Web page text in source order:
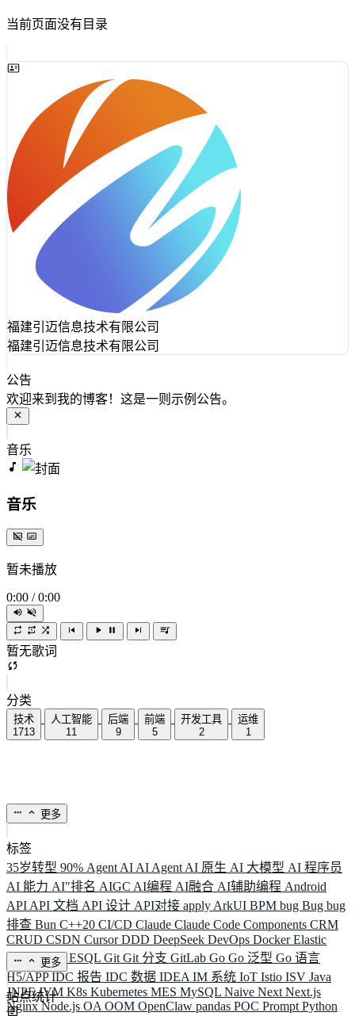
当前页面没有目录
福建引迈信息技术有限公司
福建引迈信息技术有限公司
公告
欢迎来到我的博客！这是一则示例公告。
音乐
音乐
暂未播放
0:00 / 0:00
暂无歌词
分类
技术
1713
人工智能
11
后端
9
前端
5
开发工具
2
运维
1
更多
标签
35岁转型 90% Agent AI AI Agent AI 原生 AI 大模型 AI 程序员
AI 能力 AI"排名 AIGC AI编程 AI融合 AI辅助编程 Android
API API 文档 API 设计 API对接 apply ArkUI BPM bug Bug bug
排查 Bun C++20 CI/CD Claude Claude Code Components CRM
CRUD CSDN CursorDDD DeepSeek DevOps DockerElastic
ELK ElysiaESQL Git Git 分支 GitLab Go Go 泛型 Go 语言
H5/APPIDC 报告 IDC 数据 IDEA IM 系统 IoT Istio ISV Java
JNPFJVM K8s Kubernetes MES MySQL Naive Next Next.js
NginxNode.js OA OOM OpenClaw pandas POC Prompt Python
更多
站点统计